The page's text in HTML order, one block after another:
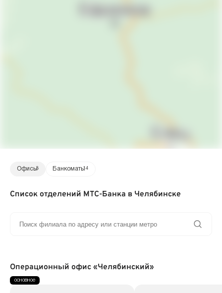
Офисы3 Банкоматы14
Список отделений МТС-Банка в Челябинске
Операционный офис «Челябинский»